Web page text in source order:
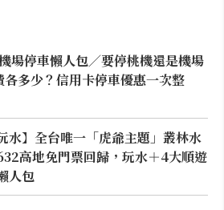
場停車懶人包／要停桃機還是機場
各多少？信用卡停車優惠一次整
水】全台唯一「虎爺主題」叢林水
高地免門票回歸，玩水＋4大順遊
人包